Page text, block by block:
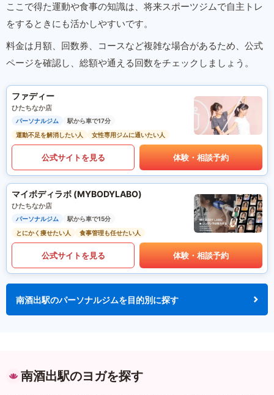
ここで得た運動や食事の知識は、将来スポーツジムで自主トレ
をするときにも活かしやすいです。
料金は月額、回数券、コースなど複雑な場合があるため、公式
ページを確認し、総額や通える回数をチェックしましょう。
ファディー
ひたちなか店
パーソナルジム
駅から車で17分
運動不足を解消したい人
女性専用ジムに通いたい人
公式サイトを見る 体験・相談予約
マイボディラボ (MYBODYLABO)
ひたちなか店
パーソナルジム
駅から車で15分
とにかく痩せたい人
食事管理も任せたい人
公式サイトを見る 体験・相談予約
南酒出駅のパーソナルジムを目的別に探す
南酒出駅のヨガを探す